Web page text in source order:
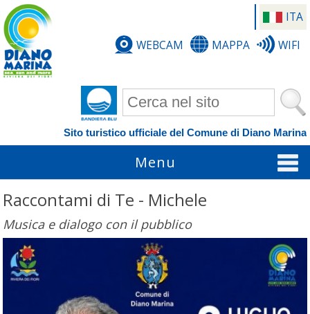
ITA
WEBCAM
MAPPA WIFI
Form di ricerca
Sito turistico ufficiale del Comune di Diano Marina
Menu
Raccontami di Te - Michele
Musica e dialogo con il pubblico